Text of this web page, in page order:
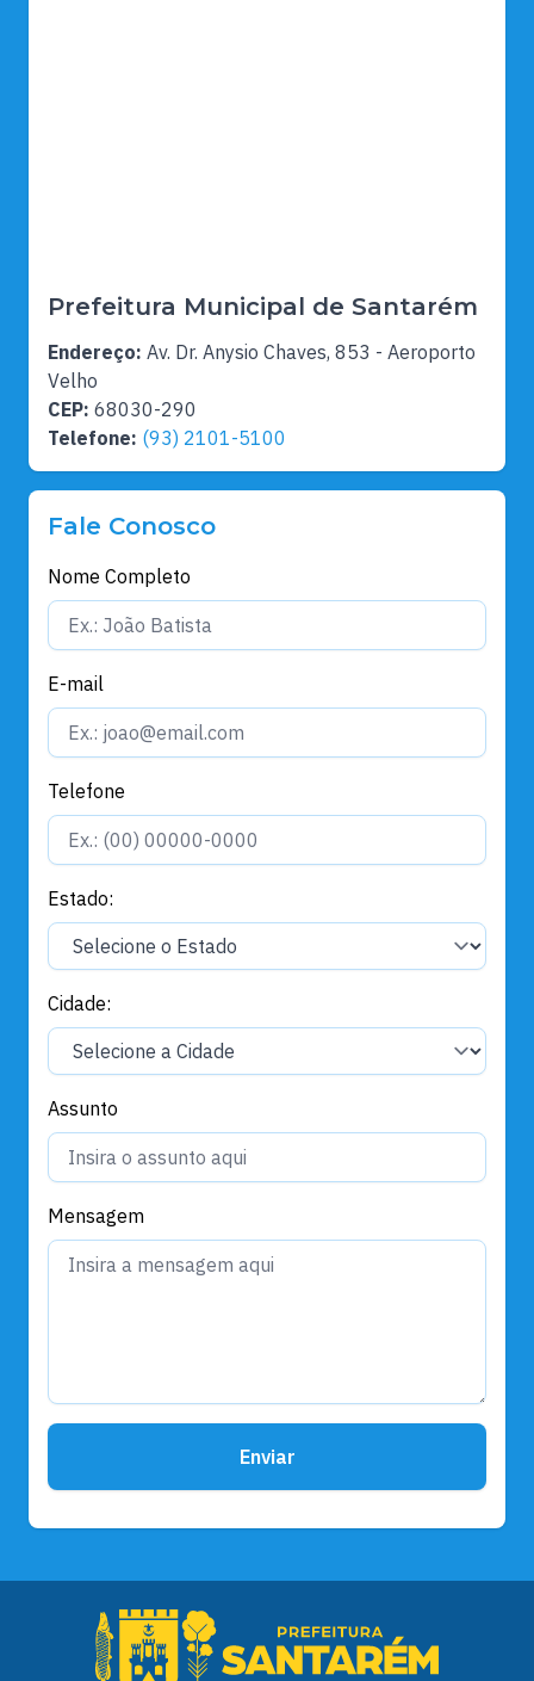
Prefeitura Municipal de Santarém
Endereço: Av. Dr. Anysio Chaves, 853 - Aeroporto
Velho
CEP: 68030-290
Telefone: (93) 2101-5100
Fale Conosco
Nome Completo
E-mail
Telefone
Estado:
Cidade:
Assunto
Mensagem
Enviar